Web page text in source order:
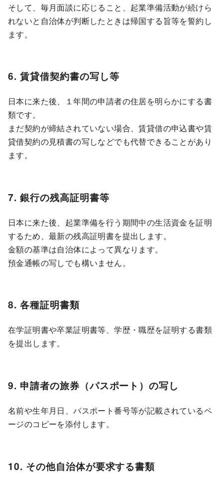
そして、毎月面談に応じること、起業準備活動が続けら
れないと自治体が判断したときは帰国する旨等を誓約し
ます。
6. 賃貸借契約書の写し等
日本に来た後、１年間の申請者の住居を明らかにする書
類です。
まだ契約が締結されていない場合、賃貸借の申込書や賃
貸借契約の見積書の写しなどでも代替できることがあり
ます。
7. 銀行の残高証明書等
日本に来た後、起業準備を行う期間中の生活資金を証明
するため、最新の残高証明書を提出します。
金額の基準は自治体によって異なります。
預金通帳の写しでも構いません。
8. 各種証明書類
在学証明書や卒業証明書等、学歴・職歴を証明する書類
を提出します。
9. 申請者の旅券（パスポート）の写し
名前や生年月日、パスポート番号等が記載されているペ
ージのコピーを添付します。
10. その他自治体が要求する書類